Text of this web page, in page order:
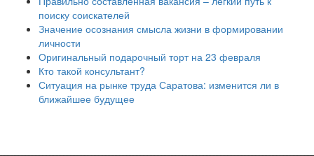
поиску соискателей
Значение осознания смысла жизни в формировании
личности
Оригинальный подарочный торт на 23 февраля
Кто такой консультант?
Ситуация на рынке труда Саратова: изменится ли в
ближайшее будущее